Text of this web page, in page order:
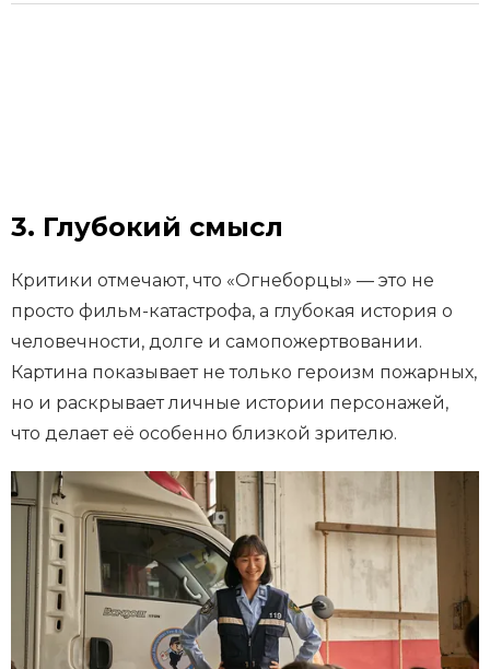
3. Глубокий смысл
Критики отмечают, что «Огнеборцы» — это не
просто фильм-катастрофа, а глубокая история о
человечности, долге и самопожертвовании.
Картина показывает не только героизм пожарных,
но и раскрывает личные истории персонажей,
что делает её особенно близкой зрителю.